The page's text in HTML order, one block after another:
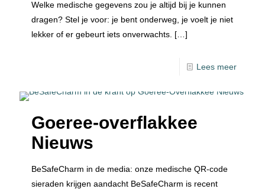
Welke medische gegevens zou je altijd bij je kunnen
dragen? Stel je voor: je bent onderweg, je voelt je niet
lekker of er gebeurt iets onverwachts. […]
Lees meer
Goeree-overflakkee
Nieuws
BeSafeCharm in de media: onze medische QR-code
sieraden krijgen aandacht BeSafeCharm is recent